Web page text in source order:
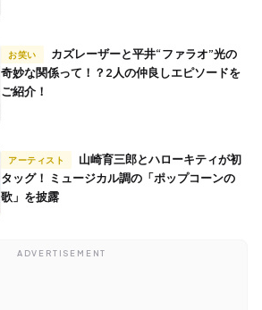
お笑い
奇妙な関係って！？2人の仲良しエピソードを
ご紹介！
アーティスト
タッグ！ ミュージカル調の「ポップコーンの
歌」を披露
ADVERTISEMENT